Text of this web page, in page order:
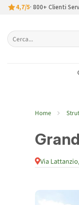
Salta
contenuti
4,7/5· 800+ Clienti
Cerca:
Home
Via